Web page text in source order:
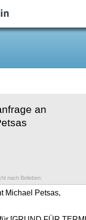
an
nach Belieben: